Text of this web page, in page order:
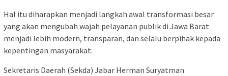
Hal itu diharapkan menjadi langkah awal transformasi besar
yang akan mengubah wajah pelayanan publik di Jawa Barat
menjadi lebih modern, transparan, dan selalu berpihak kepada
kepentingan masyarakat.
Sekretaris Daerah (Sekda) Jabar Herman Suryatman